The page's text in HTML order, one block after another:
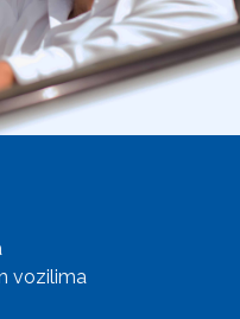
vozilima